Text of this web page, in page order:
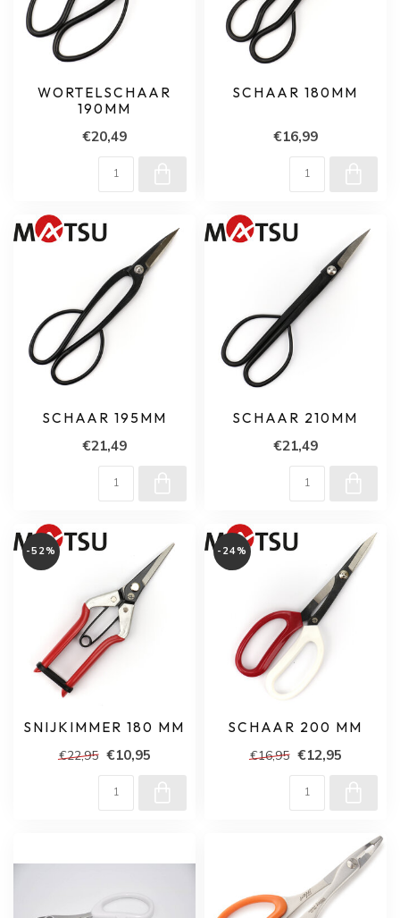
WORTELSCHAAR
190MM
€20,49
SCHAAR 180MM
€16,99
SCHAAR 195MM
€21,49
SCHAAR 210MM
€21,49
-52%
SNIJKIMMER 180 MM
€22,95 €10,95
-24%
SCHAAR 200 MM
€16,95 €12,95